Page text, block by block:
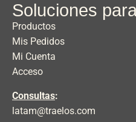
Soluciones
Productos
Mis Pedidos
Mi Cuenta
Acceso
Consultas:
latam@traelos.com